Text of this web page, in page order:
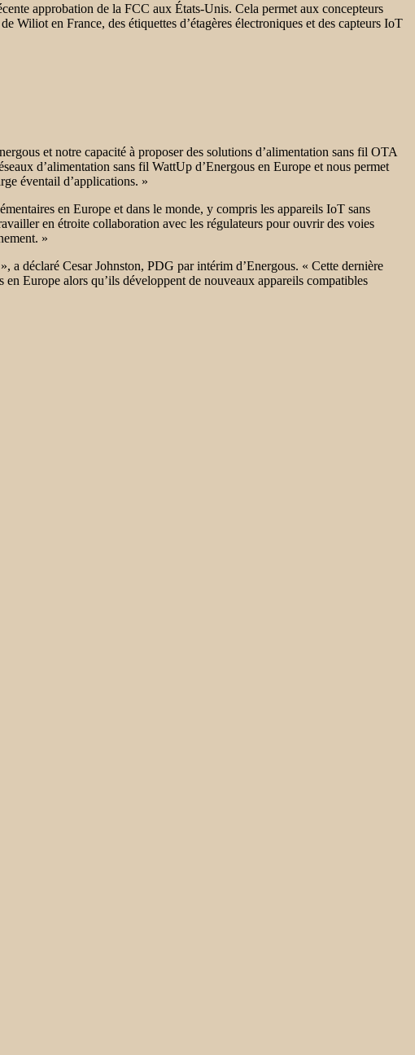
approbation de la FCC aux États-Unis. Cela permet aux concepteurs
Wiliot en France, des étiquettes d’étagères électroniques et des capteurs IoT
et notre capacité à proposer des solutions d’alimentation sans fil OTA
d’alimentation sans fil WattUp d’Energous en Europe et nous permet
éventail d’applications. »
en Europe et dans le monde, y compris les appareils IoT sans
en étroite collaboration avec les régulateurs pour ouvrir des voies
»
a déclaré Cesar Johnston, PDG par intérim d’Energous. « Cette dernière
Europe alors qu’ils développent de nouveaux appareils compatibles